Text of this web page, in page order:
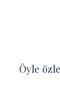
Öyle